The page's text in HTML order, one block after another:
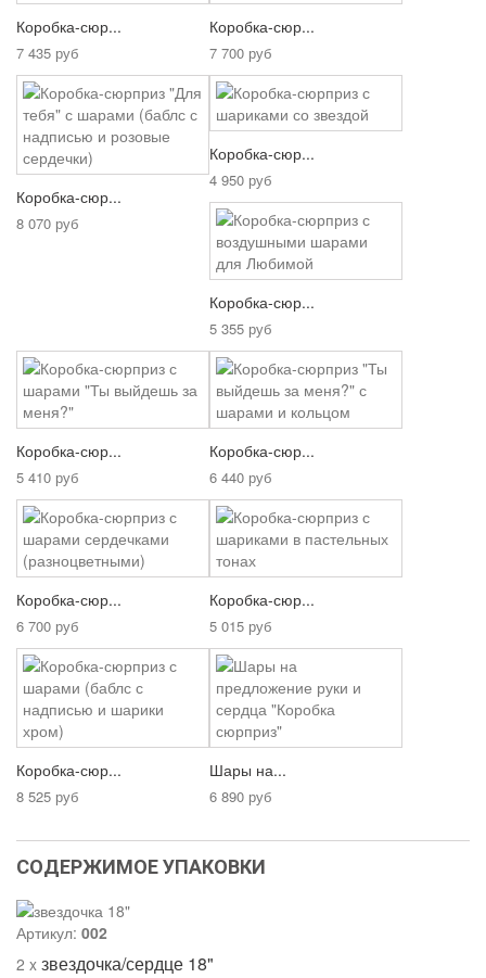
Коробка-сюр...
7 435 руб
Коробка-сюр...
7 700 руб
Коробка-сюр...
8 070 руб
Коробка-сюр...
4 950 руб
Коробка-сюр...
5 355 руб
Коробка-сюр...
5 410 руб
Коробка-сюр...
6 440 руб
Коробка-сюр...
6 700 руб
Коробка-сюр...
5 015 руб
Коробка-сюр...
8 525 руб
Шары на...
6 890 руб
СОДЕРЖИМОЕ УПАКОВКИ
Артикул: 002
2 x звездочка/сердце 18"